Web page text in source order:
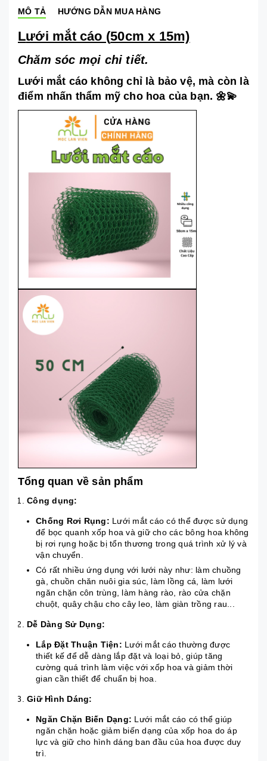
MÔ TẢ HƯỚNG DẪN MUA HÀNG
Lưới mắt cáo (50cm x 15m)
Chăm sóc mọi chi tiết.
Lưới mắt cáo không chỉ là bảo vệ, mà còn là
điểm nhấn thẩm mỹ cho hoa của bạn. 🌼💫
Tổng quan về sản phẩm
Công dụng:
Chống Rơi Rụng: Lưới mắt cáo có thể được sử dụng
để bọc quanh xốp hoa và giữ cho các bông hoa không
bị rơi rụng hoặc bị tổn thương trong quá trình xử lý và
vận chuyển.
Có rất nhiều ứng dụng với lưới này như: làm chuồng
gà, chuồn chăn nuôi gia súc, làm lồng cá, làm lưới
ngăn chặn côn trùng, làm hàng rào, rào cửa chặn
chuột, quây chậu cho cây leo, làm giàn trồng rau...
Dễ Dàng Sử Dụng:
Lắp Đặt Thuận Tiện: Lưới mắt cáo thường được
thiết kế để dễ dàng lắp đặt và loại bỏ, giúp tăng
cường quá trình làm việc với xốp hoa và giảm thời
gian cần thiết để chuẩn bị hoa.
Giữ Hình Dáng:
Ngăn Chặn Biến Dạng: Lưới mắt cáo có thể giúp
ngăn chặn hoặc giảm biến dạng của xốp hoa do áp
lực và giữ cho hình dáng ban đầu của hoa được duy
trì.